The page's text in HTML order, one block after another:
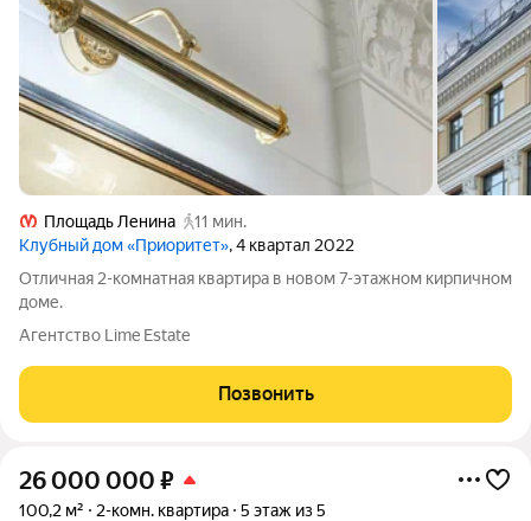
Площадь Ленина
11 мин.
Клубный дом «Приоритет», 4 квартал 2022
Отличная 2-комнатная квартира в новом 7-этажном кирпичном
доме.
Агентство Lime Estate
Позвонить
26 000 000 ₽
100,2 м² 2-комн. квартира 5 этаж из 5